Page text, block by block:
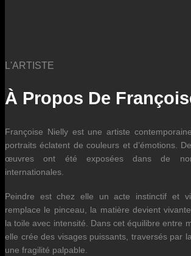
L'ARTISTE
À Propos De
Françoise Nielly est une artiste
portraits éclatent de couleurs et d’émotions.
œuvres ont été exposées dans de
internationales.
Peindre est chez elle un acte instinctif et
remplace le pinceau, la matière devient
la toile avec intensité. Dans cet équilibre entre
elle crée des visages puissants, traversés par
une fragilité palpable.